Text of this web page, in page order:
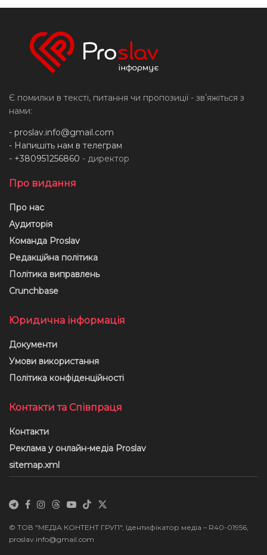
Є помилки в тексті, питання чи пропозиції - звʼяжіться з
нами:
- proslav.info@gmail.com
- Напишіть нам в телеграм
- +380951256860 - директор
Про видання
Про нас
Аудиторія
Команда Proslav
Редакційна політика
Політика виправлень
Crunchbase
Юридична інформація
Документи
Умови використання
Політика конфіденційності
Контакти та Співпраця
Контакти
Реклама у онлайн-медіа Proslav
sitemap.xml
© ТОВ "МЕДІА КОНТЕНТ ГРУП", Ідентифікатор медіа – R40-01956,
proslav.info@gmail.com